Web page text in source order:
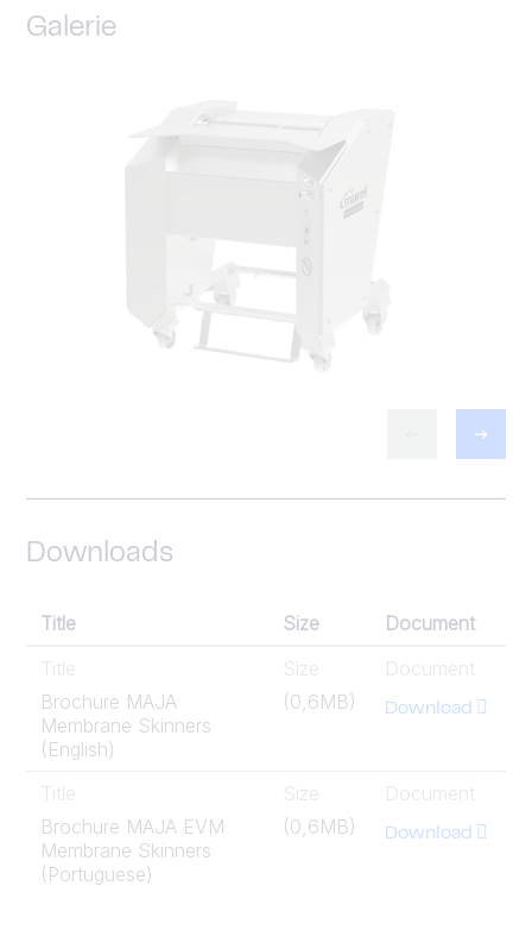
Galerie
Downloads
Title Size
Document
Title
Brochure MAJA
Membrane Skinners
(English)
Size
(0,6MB)
Document
Download
Title
Brochure MAJA EVM
Membrane Skinners
(Portuguese)
Size
(0,6MB)
Document
Download